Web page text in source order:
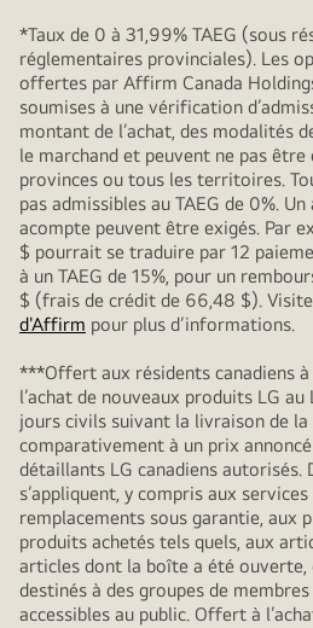
*Taux de 0 à 31,99% TAEG (sous
réglementaires provinciales). Les
offertes par Affirm Canada
soumises à une vérification
montant de l’achat, des modalités
le marchand et peuvent ne pas
provinces ou tous les territoires.
pas admissibles au TAEG de 0%.
acompte peuvent être exigés. Par
$ pourrait se traduire par 12
à un TAEG de 15%, pour un
$ (frais de crédit de 66,48 $).
d'Affirm pour plus d’informations.
***Offert aux résidents canadiens
l’achat de nouveaux produits LG au
jours civils suivant la livraison de la
comparativement à un prix annoncé
détaillants LG canadiens autorisés.
s’appliquent, y compris aux
remplacements sous garantie, aux
produits achetés tels quels, aux
articles dont la boîte a été ouverte,
destinés à des groupes de
accessibles au public. Offert à